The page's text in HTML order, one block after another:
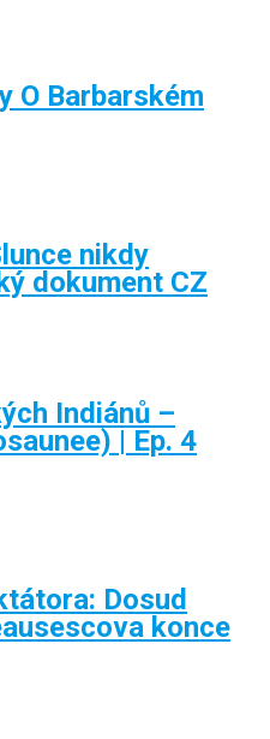
O Barbarském
nikdy
dokument CZ
Indiánů –
| Ep. 4
Dosud
konce